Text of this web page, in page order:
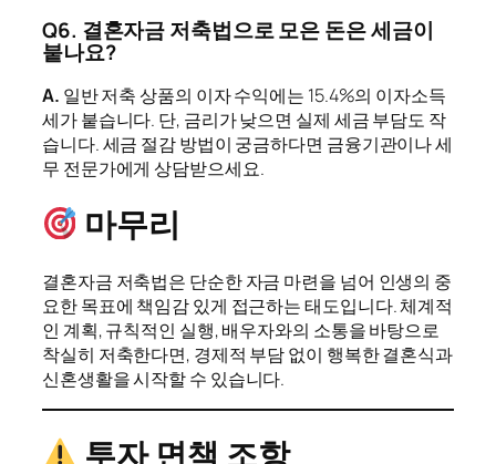
Q6. 결혼자금 저축법으로 모은 돈은 세금이
붙나요?
A. 일반 저축 상품의 이자 수익에는 15.4%의 이자소득
세가 붙습니다. 단, 금리가 낮으면 실제 세금 부담도 작
습니다. 세금 절감 방법이 궁금하다면 금융기관이나 세
무 전문가에게 상담받으세요.
마무리
결혼자금 저축법은 단순한 자금 마련을 넘어 인생의 중
요한 목표에 책임감 있게 접근하는 태도입니다. 체계적
인 계획, 규칙적인 실행, 배우자와의 소통을 바탕으로
착실히 저축한다면, 경제적 부담 없이 행복한 결혼식과
신혼생활을 시작할 수 있습니다.
투자 면책 조항